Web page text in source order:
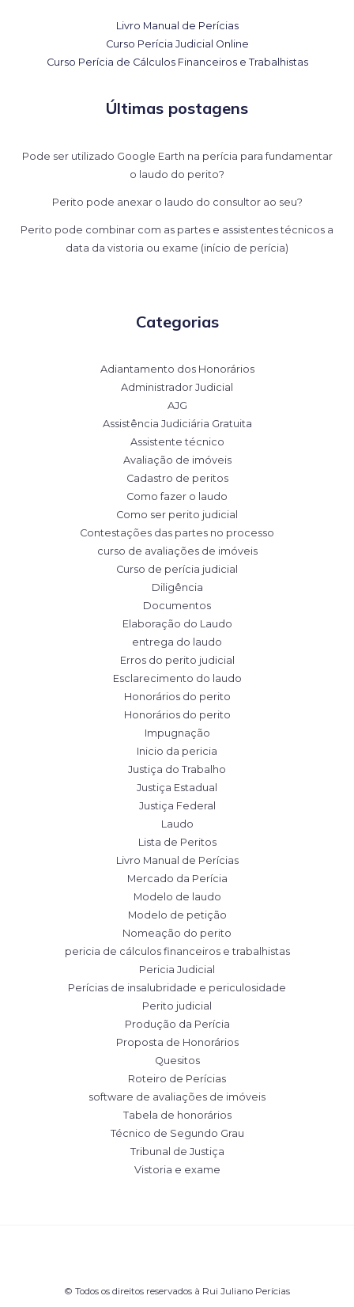
Livro Manual de Perícias
Curso Perícia Judicial Online
Curso Perícia de Cálculos Financeiros e Trabalhistas
Últimas postagens
Pode ser utilizado Google Earth na perícia para fundamentar
o laudo do perito?
Perito pode anexar o laudo do consultor ao seu?
Perito pode combinar com as partes e assistentes técnicos a
data da vistoria ou exame (início de perícia)
Categorias
Adiantamento dos Honorários
Administrador Judicial
AJG
Assistência Judiciária Gratuita
Assistente técnico
Avaliação de imóveis
Cadastro de peritos
Como fazer o laudo
Como ser perito judicial
Contestações das partes no processo
curso de avaliações de imóveis
Curso de perícia judicial
Diligência
Documentos
Elaboração do Laudo
entrega do laudo
Erros do perito judicial
Esclarecimento do laudo
Honorários do perito
Honorários do perito
Impugnação
Inicio da pericia
Justiça do Trabalho
Justiça Estadual
Justiça Federal
Laudo
Lista de Peritos
Livro Manual de Perícias
Mercado da Perícia
Modelo de laudo
Modelo de petição
Nomeação do perito
pericia de cálculos financeiros e trabalhistas
Pericia Judicial
Perícias de insalubridade e periculosidade
Perito judicial
Produção da Perícia
Proposta de Honorários
Quesitos
Roteiro de Perícias
software de avaliações de imóveis
Tabela de honorários
Técnico de Segundo Grau
Tribunal de Justiça
Vistoria e exame
© Todos os direitos reservados à Rui Juliano Perícias